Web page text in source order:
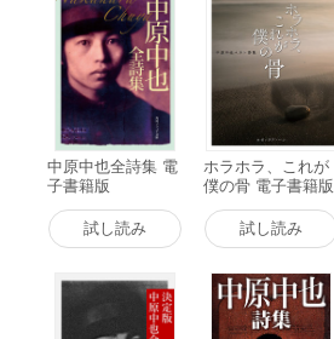
中原中也全詩集 電
子書籍版
試し読み
ホラホラ、これが
僕の骨 電子書籍版
試し読み